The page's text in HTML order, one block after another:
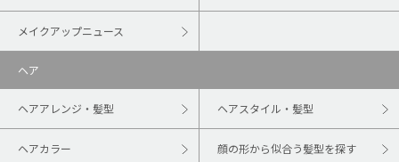
メイクアップニュース
ヘア
ヘアアレンジ・髪型 ヘアスタイル・髪型
ヘアカラー 顔の形から似合う髪型を探す